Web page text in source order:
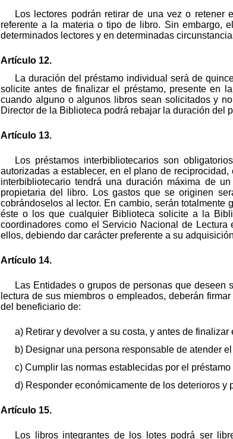
Los lectores podrán retirar de una vez o retener
referente a la materia o tipo de libro. Sin embargo,
determinados lectores y en determinadas
Artículo 12.
La duración del préstamo individual será de
solicite antes de finalizar el préstamo, presente en
cuando alguno o algunos libros sean solicitados y
Director de la Biblioteca podrá rebajar la duración del
Artículo 13.
Los préstamos interbibliotecarios son
autorizadas a establecer, en el plano de
interbibliotecario tendrá una duración máxima de
propietaria del libro. Los gastos que se originen
cobrándoselos al lector. En cambio, serán
éste o los que cualquier Biblioteca solicite a la
coordinadores como el Servicio Nacional de
ellos, debiendo dar carácter preferente a su
Artículo 14.
Las Entidades o grupos de personas que
lectura de sus miembros o empleados, deberán
del beneficiario de:
a) Retirar y devolver a su costa, y antes de
b) Designar una persona responsable de atender
c) Cumplir las normas establecidas por el
d) Responder económicamente de los deterioros y
Artículo 15.
Los libros integrantes de los lotes podrá ser